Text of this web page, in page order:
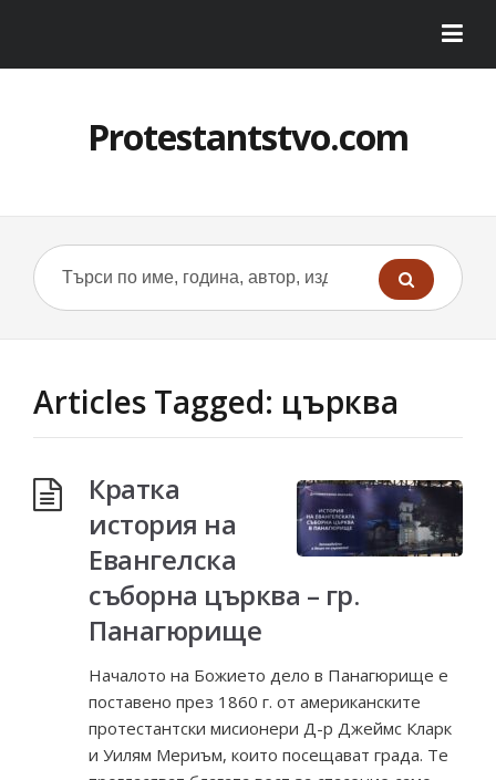
Protestantstvo.com
Articles Tagged: църква
Кратка
история на
Евангелска
съборна църква – гр.
Панагюрище
Началото на Божието дело в Панагюрище е
поставено през 1860 г. от американските
протестантски мисионери Д-р Джеймс Кларк
и Уилям Мериъм, които посещават града. Те